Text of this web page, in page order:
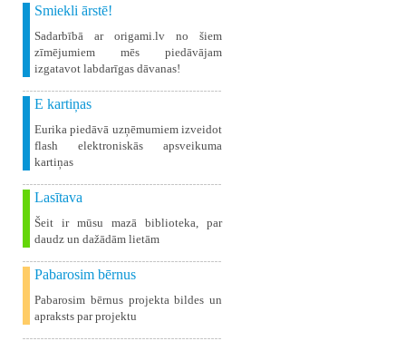
Smiekli ārstē!
Sadarbībā ar origami.lv no šiem
zīmējumiem mēs piedāvājam
izgatavot labdarīgas dāvanas!
E kartiņas
Eurika piedāvā uzņēmumiem izveidot
flash elektroniskās apsveikuma
kartiņas
Lasītava
Šeit ir mūsu mazā biblioteka, par
daudz un dažādām lietām
Pabarosim bērnus
Pabarosim bērnus projekta bildes un
apraksts par projektu